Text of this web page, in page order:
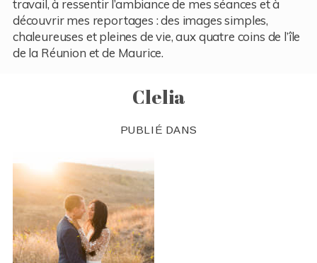
travail, à ressentir l’ambiance de mes séances et à
découvrir mes reportages : des images simples,
chaleureuses et pleines de vie, aux quatre coins de l’île
de la Réunion et de Maurice.
Clelia
PUBLIÉ DANS